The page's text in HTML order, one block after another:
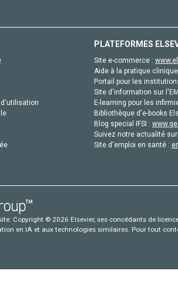
PLATEFORMES
Site e-commerce :
Aide à la pratique
Portail pour les
Site d'information sur
E-learning pour les
Bibliothèque d'e-books
Blog special IFSI :
Suivez notre actualité
Site d'emploi en santé :
Copyright © 2026 Elsevier, ses concédants de
en IA et aux technologies similaires. Pour tout